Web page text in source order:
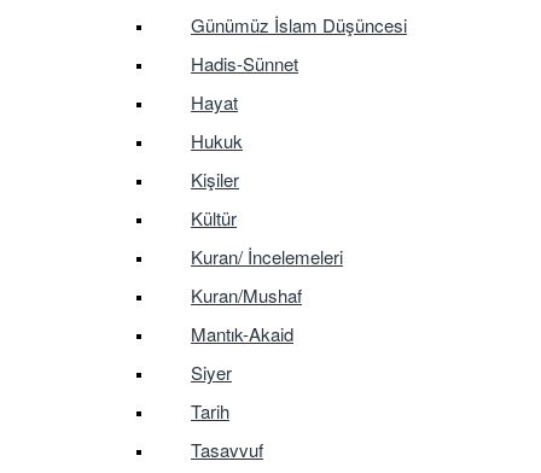
Günümüz İslam Düşüncesi
Hadis-Sünnet
Hayat
Hukuk
Kişiler
Kültür
Kuran/ İncelemeleri
Kuran/Mushaf
Mantık-Akaid
Siyer
Tarih
Tasavvuf